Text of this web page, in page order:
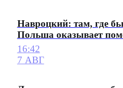
Навроцкий: там, где
Польша оказывает
16:42
7 АВГ